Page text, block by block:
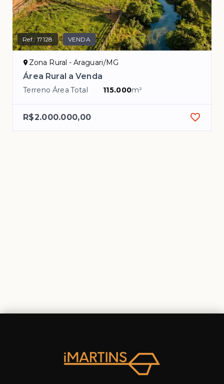
Ref.:17128 VENDA
Zona Rural - Araguari/MG
Área Rural a Venda
Terreno Área Total 115.000m²
R$2.000.000,00